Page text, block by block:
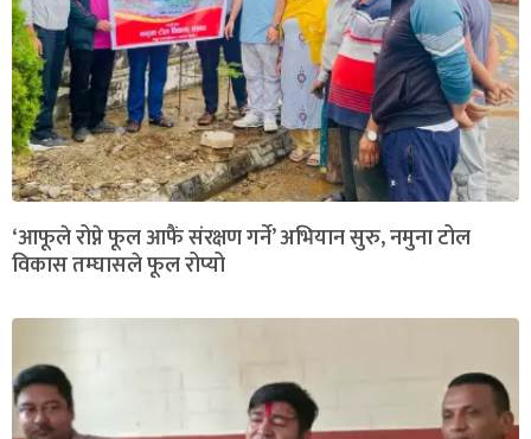
‘आफूले रोप्ने फूल आफैं संरक्षण गर्ने’ अभियान सुरु, नमुना टोल
विकास तम्घासले फूल रोप्यो